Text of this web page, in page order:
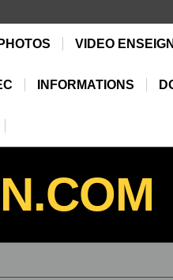
PHOTOS VIDEO
INFORMATIONS